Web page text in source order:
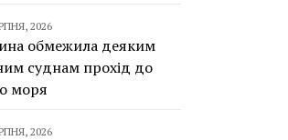
2026
обмежила деяким
суднам прохід до
моря
2026